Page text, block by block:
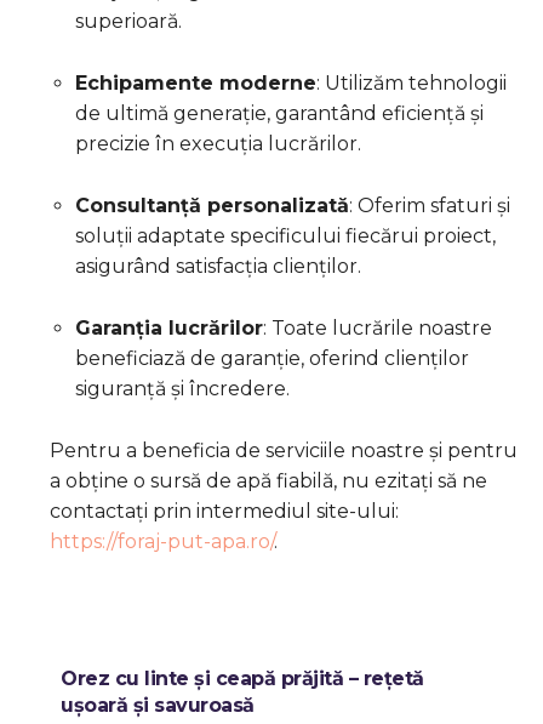
superioară.
Echipamente moderne: Utilizăm tehnologii
de ultimă generație, garantând eficiență și
precizie în execuția lucrărilor.
Consultanță personalizată: Oferim sfaturi și
soluții adaptate specificului fiecărui proiect,
asigurând satisfacția clienților.
Garanția lucrărilor: Toate lucrările noastre
beneficiază de garanție, oferind clienților
siguranță și încredere.
Pentru a beneficia de serviciile noastre și pentru
a obține o sursă de apă fiabilă, nu ezitați să ne
contactați prin intermediul site-ului:
https://foraj-put-apa.ro/.
Orez cu linte și ceapă prăjită – rețetă
ușoară și savuroasă